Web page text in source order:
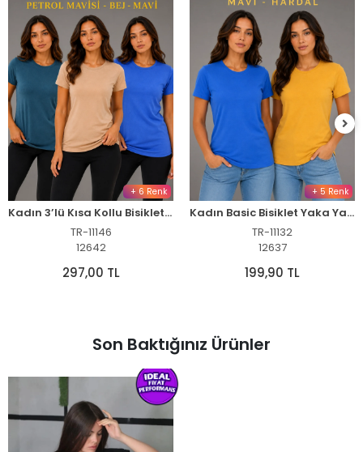
+ 6 Renk
Kadın 3’lü Kısa Kollu Bisiklet Yaka Basic Slim Fit T-Shirt -Petrol Mavisi - Bej - Mavi
TR-11146
12642
297,00 TL
+ 5 Renk
Kadın Basic Bisiklet Yaka Yazlık Slim fit T-Shirt - Mavi & Hardal Sarısı
TR-11132
12637
199,90 TL
Son Baktığınız Ürünler